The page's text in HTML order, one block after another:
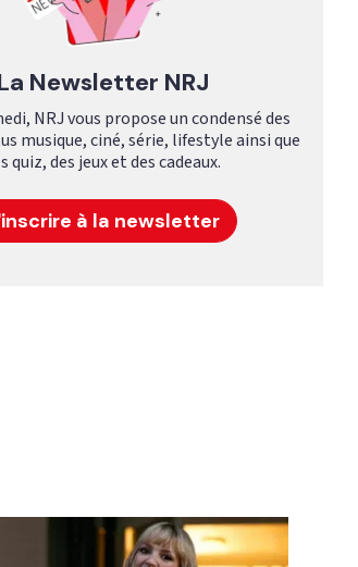
Newsletter NRJ
NRJ vous propose un condensé des
musique, ciné, série, lifestyle ainsi que
quiz, des jeux et des cadeaux.
à la newsletter